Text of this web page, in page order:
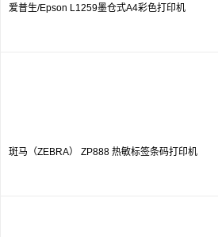
爱普生/Epson L1259墨仓式A4彩色打印机
斑马（ZEBRA） ZP888 热敏标签条码打印机